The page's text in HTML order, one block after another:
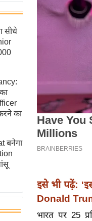
सीधे
का
बनेगा
इसे भी पढ़ें:
Donald
भारत पर 25